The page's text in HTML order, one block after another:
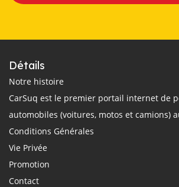
Détails
Notre histoire
CarSuq est le premier portail internet de
automobiles (voitures, motos et camions)
Conditions Générales
Vie Privée
Promotion
Contact